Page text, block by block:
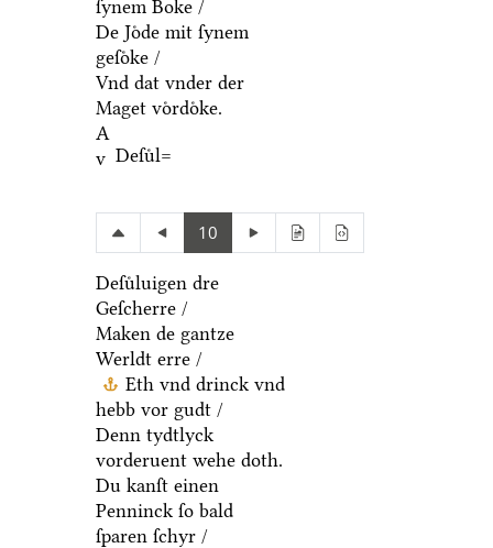
De Juriſte mit
ſynem Boke /
De Joͤde mit ſynem
geſoͤke /
Vnd dat vnder der
Maget voͤrdoͤke.
A
10
Deſuͤluigen dre
Geſcherre /
Maken de gantze
Werldt erre /
Eth vnd drinck vnd
hebb vor gudt /
Denn tydtlyck
vorderuent wehe doth.
Du kanſt einen
Penninck ſo bald